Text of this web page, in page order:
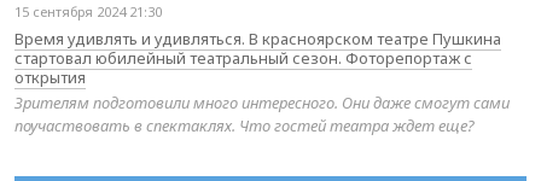
15 сентября 2024 21:30
Время удивлять и удивляться. В красноярском театре Пушкина
стартовал юбилейный театральный сезон. Фоторепортаж с
открытия
Зрителям подготовили много интересного. Они даже смогут сами
поучаствовать в спектаклях. Что гостей театра ждет еще?